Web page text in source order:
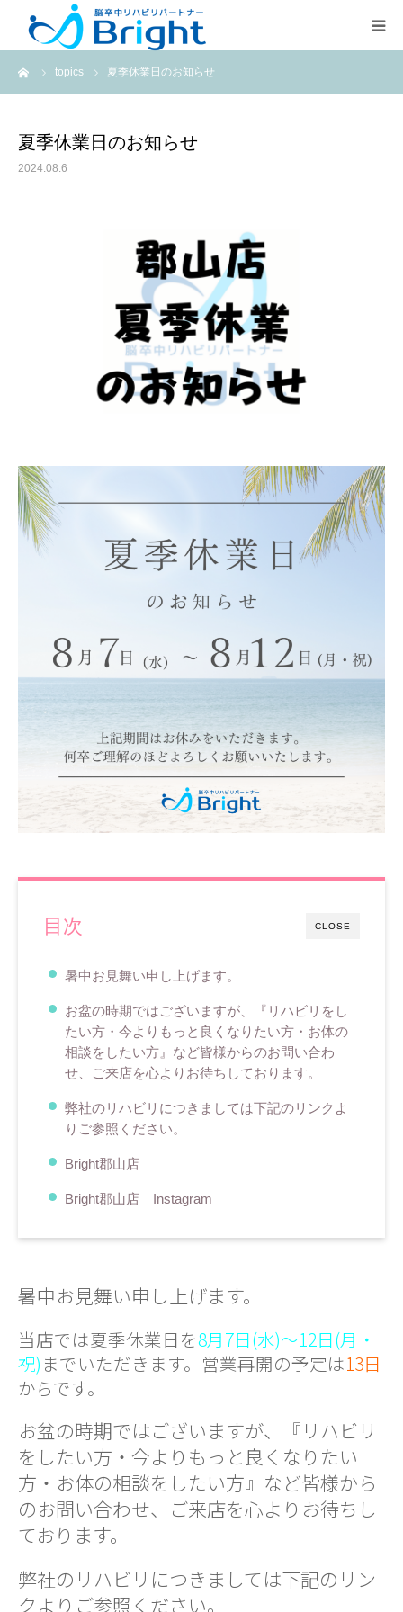
topics 夏季休業日のお知らせ
夏季休業日のお知らせ
2024.08.6
CLOSE
目次
暑中お見舞い申し上げます。
お盆の時期ではございますが、『リハビリをし
たい方・今よりもっと良くなりたい方・お体の
相談をしたい方』など皆様からのお問い合わ
せ、ご来店を心よりお待ちしております。
弊社のリハビリにつきましては下記のリンクよ
りご参照ください。
Bright郡山店
Bright郡山店 Instagram
暑中お見舞い申し上げます。
当店では夏季休業日を8月7日(水)～12日(月・
祝) までいただきます。営業再開の予定は13日
からです。
お盆の時期ではございますが、『リハビリ
をしたい方・今よりもっと良くなりたい
方・お体の相談をしたい方』など皆様から
のお問い合わせ、ご来店を心よりお待ちし
ております。
弊社のリハビリにつきましては下記のリン
クよりご参照ください。
Brightとは